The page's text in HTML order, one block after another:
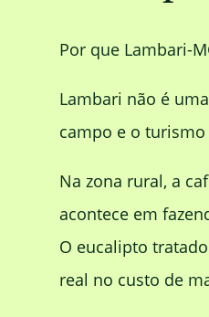
Por que Lambari-
Lambari não é
campo e o
Na zona rural, a
acontece em
O eucalipto
real no custo de